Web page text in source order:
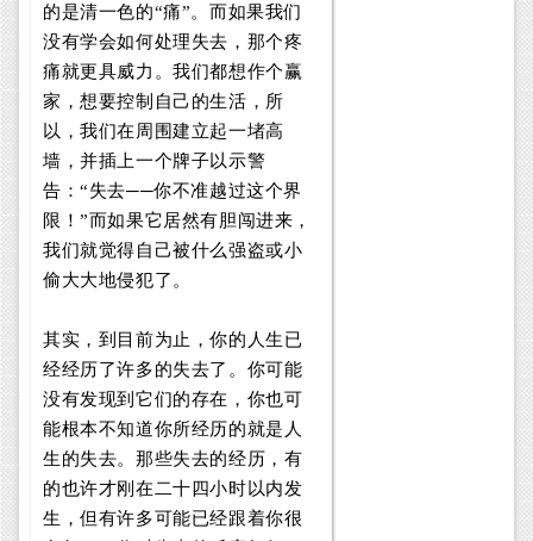
的是清一色的“痛”。而如果我们
没有学会如何处理失去，那个疼
痛就更具威力。我们都想作个赢
家，想要控制自己的生活，所
以，我们在周围建立起一堵高
墙，并插上一个牌子以示警
告：“失去──你不准越过这个界
限！”而如果它居然有胆闯进来，
我们就觉得自己被什么强盗或小
偷大大地侵犯了。
其实，到目前为止，你的人生已
经经历了许多的失去了。你可能
没有发现到它们的存在，你也可
能根本不知道你所经历的就是人
生的失去。那些失去的经历，有
的也许才刚在二十四小时以内发
生，但有许多可能已经跟着你很